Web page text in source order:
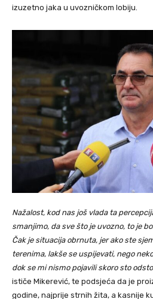
izuzetno jaka u uvozničkom lobiju.
Nažalost, kod nas još vlada ta
smanjimo, da sve što je uvozno, to je
Čak je situacija obrnuta, jer ako ste
terenima, lakše se uspijevati, nego
dok se mi nismo pojavili skoro sto
ističe Mikerević, te podsjeća da je
godine, najprije strnih žita, a kasnije